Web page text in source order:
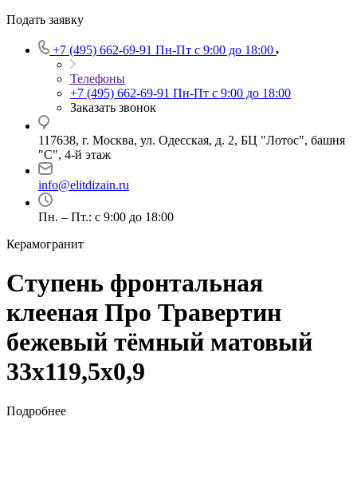
Подать заявку
+7 (495) 662-69-91 Пн-Пт c 9:00 до 18:00
Телефоны
+7 (495) 662-69-91 Пн-Пт c 9:00 до 18:00
Заказать звонок
117638, г. Москва, ул. Одесская, д. 2, БЦ "Лотос", башня
"С", 4-й этаж
info@elitdizain.ru
Пн. – Пт.: с 9:00 до 18:00
Керамогранит
Ступень фронтальная
клееная Про Травертин
бежевый тёмный матовый
33х119,5х0,9
Подробнее